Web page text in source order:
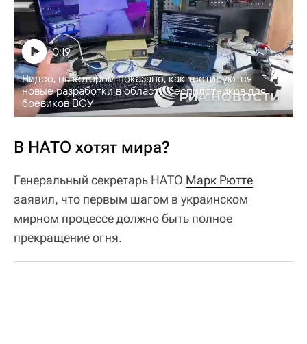
Видео, на котором показано, как тестируются
новые разработки в области беспилотников для
боевиков ВСУ
0:19
В НАТО хотят мира?
Генеральный секретарь НАТО Марк Рютте
заявил, что первым шагом в украинском
мирном процессе должно быть полное
прекращение огня.